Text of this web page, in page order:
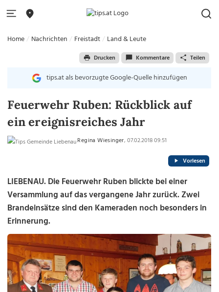
Home Nachrichten Freistadt Land & Leute
Drucken Kommentare Teilen
tips.at als bevorzugte Google-Quelle hinzufügen
Feuerwehr Ruben: Rückblick auf
ein ereignisreiches Jahr
Regina Wiesinger, 07.02.2018 09:51
Vorlesen
LIEBENAU. Die Feuerwehr Ruben blickte bei einer
Versammlung auf das vergangene Jahr zurück. Zwei
Brandeinsätze sind den Kameraden noch besonders in
Erinnerung.